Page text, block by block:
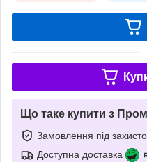
Що таке купити з
Замовлення під
Доступна доставка